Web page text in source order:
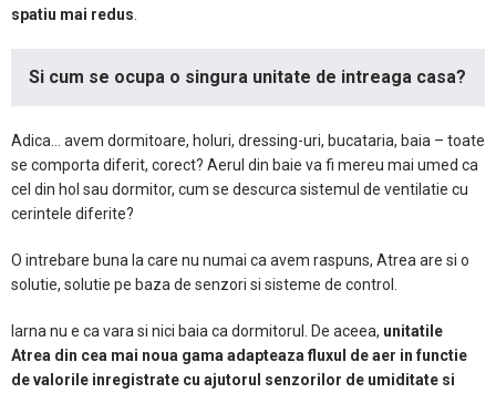
spatiu mai redus
Si cum se ocupa o singura unitate de intreaga casa?
Adica… avem dormitoare, holuri, dressing-uri, bucataria, baia – toate
se comporta diferit, corect? Aerul din baie va fi mereu mai umed ca
cel din hol sau dormitor, cum se descurca sistemul de ventilatie cu
cerintele diferite?
O intrebare buna la care nu numai ca avem raspuns, Atrea are si o
solutie, solutie pe baza de senzori si sisteme de control.
Iarna nu e ca vara si nici baia ca dormitorul. De aceea, unitatile
Atrea din cea mai noua gama adapteaza fluxul de aer in functie
de valorile inregistrate cu ajutorul senzorilor de umiditate si